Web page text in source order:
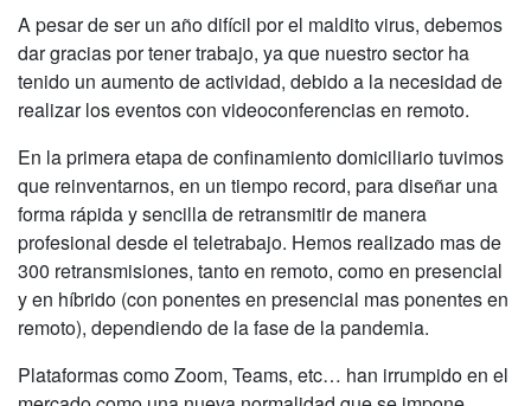
A pesar de ser un año difícil por el maldito virus, debemos
dar gracias por tener trabajo, ya que nuestro sector ha
tenido un aumento de actividad, debido a la necesidad de
realizar los eventos con videoconferencias en remoto.
En la primera etapa de confinamiento domiciliario tuvimos
que reinventarnos, en un tiempo record, para diseñar una
forma rápida y sencilla de retransmitir de manera
profesional desde el teletrabajo. Hemos realizado mas de
300 retransmisiones, tanto en remoto, como en presencial
y en híbrido (con ponentes en presencial mas ponentes en
remoto), dependiendo de la fase de la pandemia.
Plataformas como Zoom, Teams, etc… han irrumpido en el